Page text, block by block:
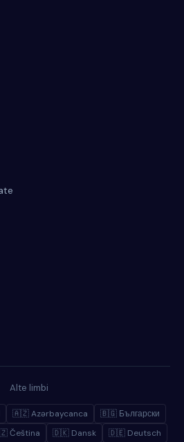
Alte limbi
🇦🇿 Azərbaycanca
🇧🇬 Български
Čeština 🇩🇰 Dansk 🇩🇪 Deutsch